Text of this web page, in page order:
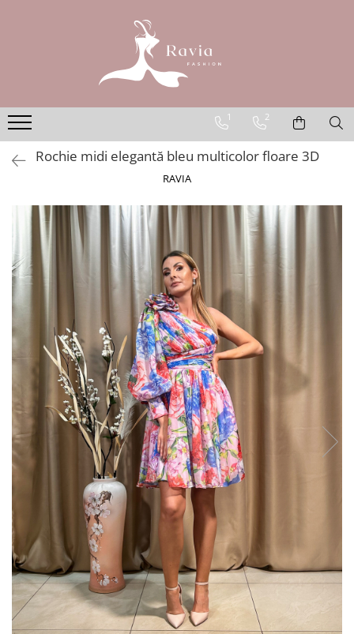
Rochii elegante lungi
Rochii elegante midi
Rochii elegante scurte
Rochii casual
Rochii de nuntă
Rochii de botez
Rochii de seară
Rochii cu imprimeuri
Rochii elegante cu pene
Rochii mărimi mari
1 2
Rochie midi elegantă bleu multicolor floare 3D
RAVIA